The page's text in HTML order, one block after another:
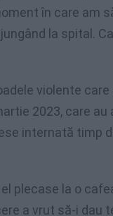
în care am
la spital.
violente care
2023, care au
internată timp
plecase la o
a vrut să-i dau